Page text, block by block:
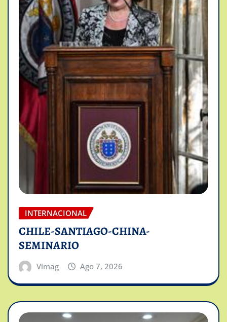
INTERNACIONAL
CHILE-SANTIAGO-CHINA-
SEMINARIO
Vimag Ago 7, 2026